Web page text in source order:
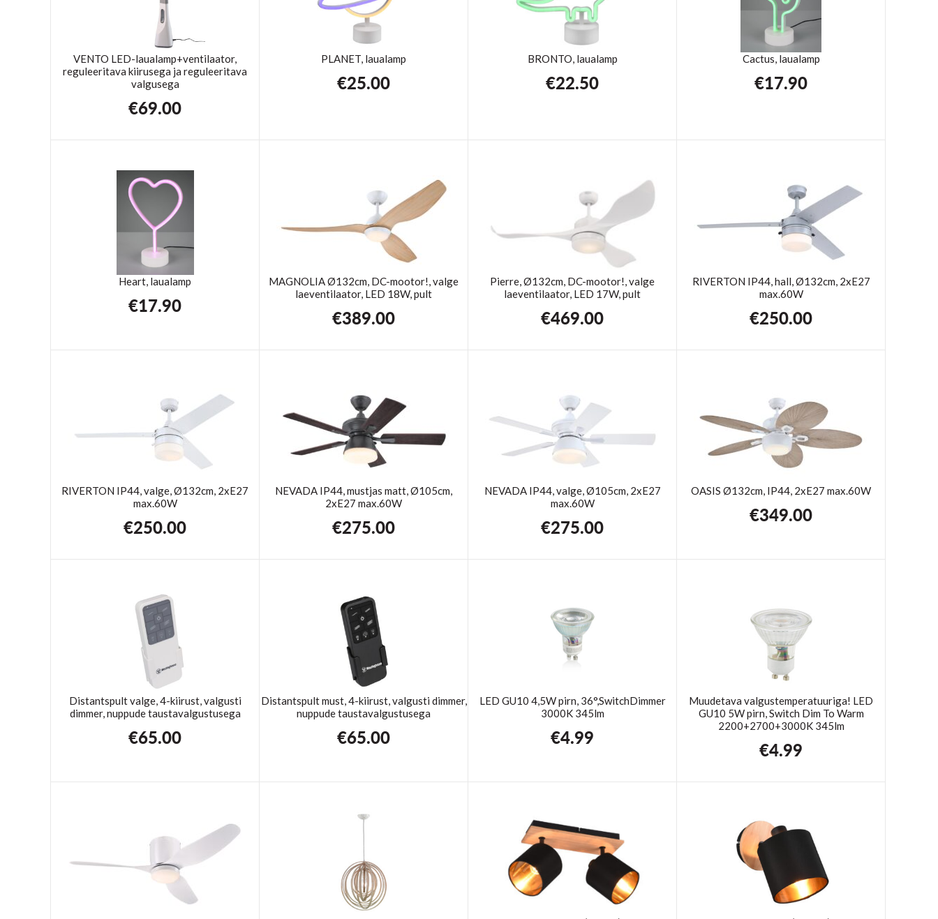
VENTO LED-laualamp+ventilaator,
reguleeritava kiirusega ja reguleeritava
valgusega
€69.00
PLANET, laualamp
€25.00
BRONTO, laualamp
€22.50
Cactus, laualamp
€17.90
Heart, laualamp
€17.90
MAGNOLIA Ø132cm, DC-mootor!, valge
laeventilaator, LED 18W, pult
€389.00
Pierre, Ø132cm, DC-mootor!, valge
laeventilaator, LED 17W, pult
€469.00
RIVERTON IP44, hall, Ø132cm, 2xE27
max.60W
€250.00
RIVERTON IP44, valge, Ø132cm, 2xE27
max.60W
€250.00
NEVADA IP44, mustjas matt, Ø105cm,
2xE27 max.60W
€275.00
NEVADA IP44, valge, Ø105cm, 2xE27
max.60W
€275.00
OASIS Ø132cm, IP44, 2xE27 max.60W
€349.00
Distantspult valge, 4-kiirust, valgusti
dimmer, nuppude taustavalgustusega
€65.00
Distantspult must, 4-kiirust, valgusti dimmer,
nuppude taustavalgustusega
€65.00
LED GU10 4,5W pirn, 36°,SwitchDimmer
3000K 345lm
€4.99
Muudetava valgustemperatuuriga! LED
GU10 5W pirn, Switch Dim To Warm
2200+2700+3000K 345lm
€4.99